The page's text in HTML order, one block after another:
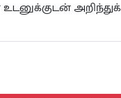
உடனுக்குடன்